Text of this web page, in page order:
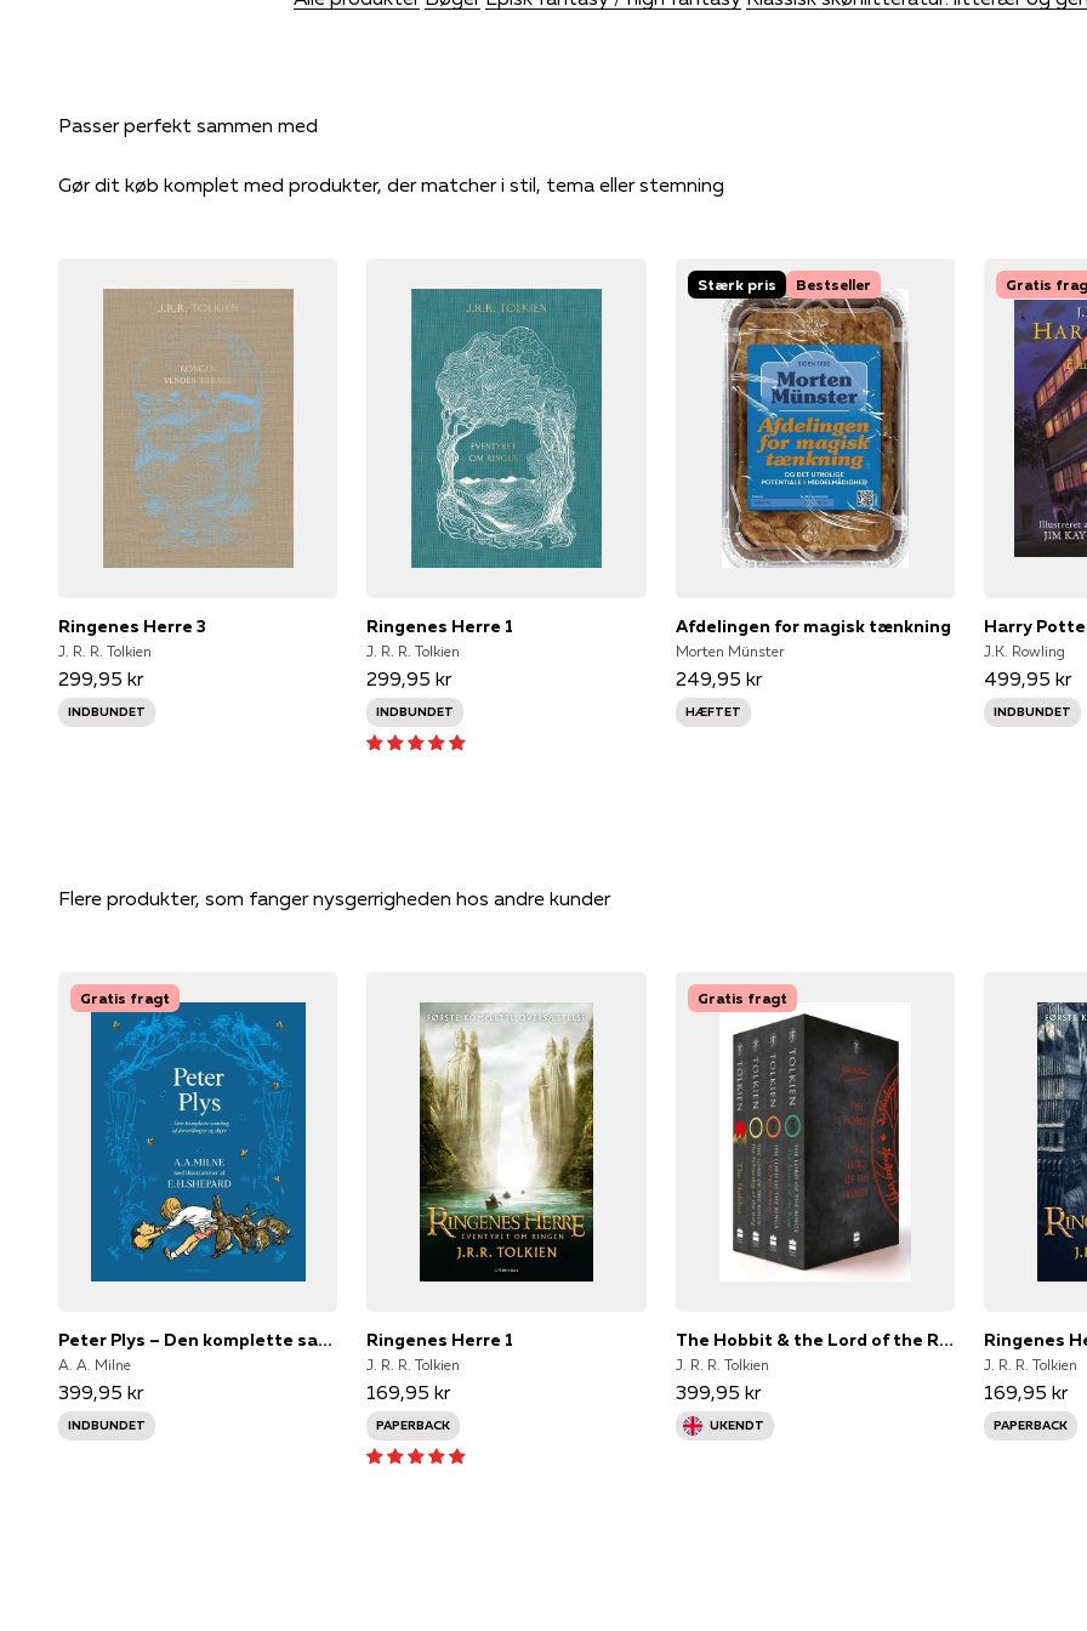
Gør dit køb komplet med produkter, der matcher i stil, tema eller stemning
Ringenes Herre 3
J. R. R. Tolkien
299,95 kr
INDBUNDET
Ringenes Herre 1
J. R. R. Tolkien
299,95 kr
INDBUNDET
Stærk pris Bestseller
Afdelingen for magisk tænkning
Morten Münster
249,95 kr
HÆFTET
Gratis
J.K. Rowling
499,95 kr
INDBUNDET
Flere produkter, som fanger nysgerrigheden hos andre kunder
Gratis fragt
Peter Plys – Den komplette samling af fortællinger og digte (jubilæumsudgave med kassette)
A. A. Milne
399,95 kr
INDBUNDET
Ringenes Herre 1
J. R. R. Tolkien
169,95 kr
PAPERBACK
Gratis fragt
The Hobbit & the Lord of the Rings Boxed Set
J. R. R. Tolkien
399,95 kr
UKENDT
Ringenes
J. R. R. Tolkien
169,95 kr
PAPERBACK